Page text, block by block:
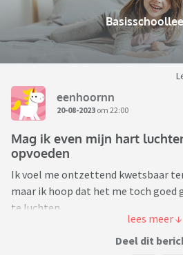
eenhoornn
20-08-2023 om 22:00
Mag ik even mijn hart
opvoeden
Ik voel me ontzettend kwetsbaar
maar ik hoop dat het me toch goed
te luchten.
Want hoe kan het me/ons toch zo
kosten om onze kinderen goed op te
Deel dit